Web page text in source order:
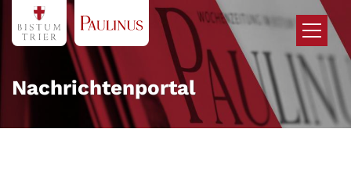
Zum Inhalt springen
Nachrichtenportal